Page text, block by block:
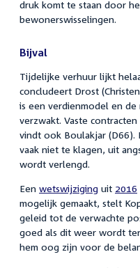
druk komt te staan door
bewonerswisselingen.
Bijval
Tijdelijke verhuur lijkt
concludeert Drost
is een verdienmodel en
verzwakt. Vaste
vindt ook Boulakjar (D66).
vaak niet te klagen, uit
wordt verlengd.
Een wetswijziging uit 2016
mogelijk gemaakt, stelt
geleid tot de verwachte
goed als dit weer wordt
hem oog zijn voor de